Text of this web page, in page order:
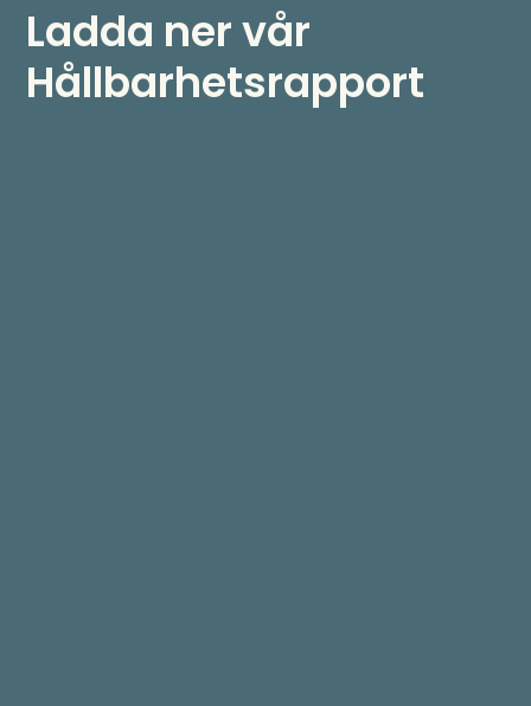
Ladda ner vår
Hållbarhetsrapport